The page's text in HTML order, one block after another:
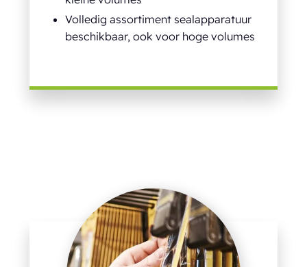
Volledig assortiment sealapparatuur
beschikbaar, ook voor hoge volumes